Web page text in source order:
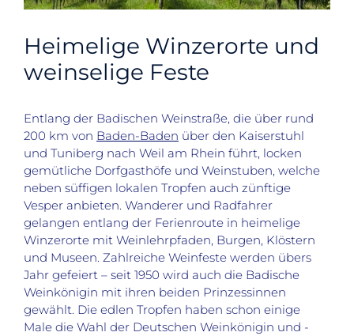
Heimelige Winzerorte und
weinselige Feste
Entlang der Badischen Weinstraße, die über rund
200 km von Baden-Baden über den Kaiserstuhl
und Tuniberg nach Weil am Rhein führt, locken
gemütliche Dorfgasthöfe und Weinstuben, welche
neben süffigen lokalen Tropfen auch zünftige
Vesper anbieten. Wanderer und Radfahrer
gelangen entlang der Ferienroute in heimelige
Winzerorte mit Weinlehrpfaden, Burgen, Klöstern
und Museen. Zahlreiche Weinfeste werden übers
Jahr gefeiert – seit 1950 wird auch die Badische
Weinkönigin mit ihren beiden Prinzessinnen
gewählt. Die edlen Tropfen haben schon einige
Male die Wahl der Deutschen Weinkönigin und -